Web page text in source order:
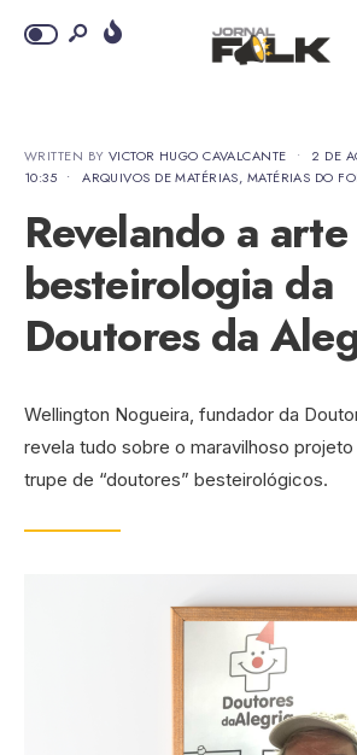
WRITTEN BY VICTOR HUGO CAVALCANTE • 2 DE
10:35 • ARQUIVOS DE MATÉRIAS, MATÉRIAS DO
Revelando a
besteirologia da
Doutores da
Wellington Nogueira, fundador da
revela tudo sobre o maravilhoso
trupe de “doutores” besteirológicos.